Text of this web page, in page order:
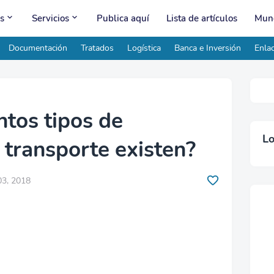
Servicios Publica aquí Lista de artículos
Documentación Tratados Logística Banca e Inversión
tipos de
existen?
2018